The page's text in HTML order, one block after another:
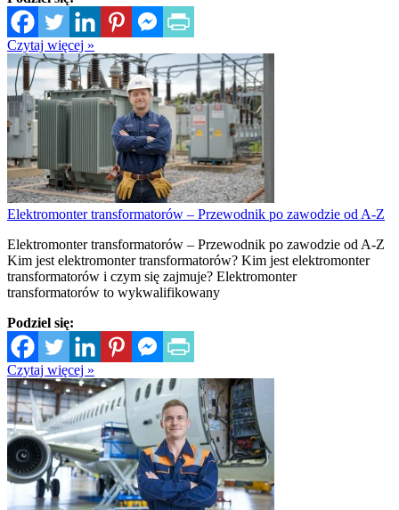
Czytaj więcej »
Elektromonter transformatorów – Przewodnik po zawodzie od A-Z
Elektromonter transformatorów – Przewodnik po zawodzie od A-Z
Kim jest elektromonter transformatorów? Kim jest elektromonter
transformatorów i czym się zajmuje? Elektromonter
transformatorów to wykwalifikowany
Podziel się:
Czytaj więcej »